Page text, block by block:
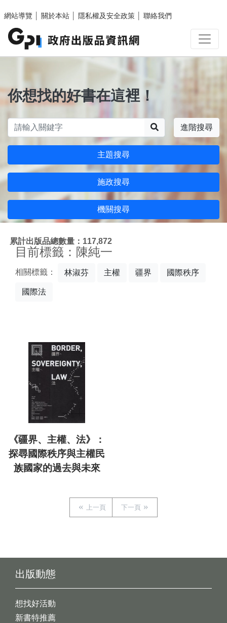
網站導覽
關於本站 隱私權及安全政策 聯絡我們
你想找的好書在這裡！
進階搜尋
主題搜尋
施政搜尋
機關搜尋
累計出版品總數量：117,872
目前標籤：陳純一
相關標籤： 林淑芬 主權 疆界 國際秩序
國際法
《疆界、主權、法》：
探尋國際秩序與主權民
族國家的過去與未來
上一頁 下一頁
出版動態
想找好活動
新書特推薦